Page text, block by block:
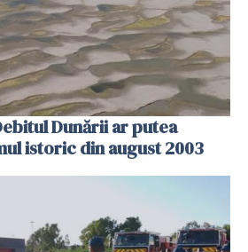
Dunării ar putea
istoric din august 2003